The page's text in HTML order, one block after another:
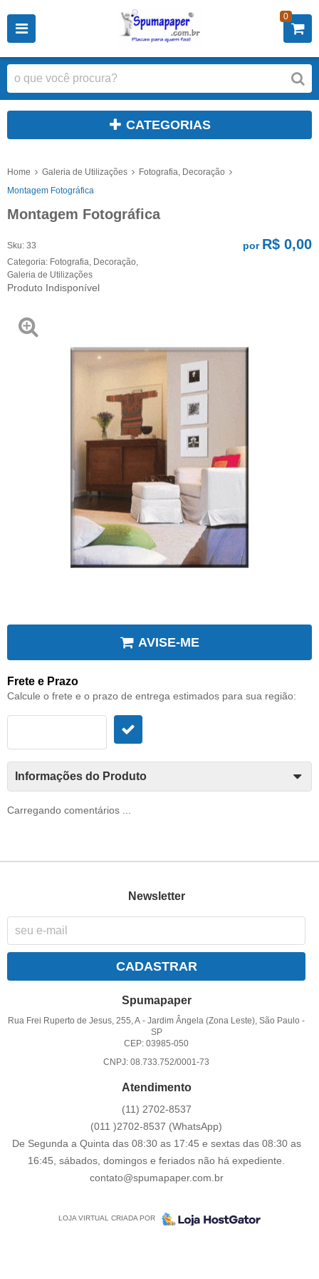
0
CATEGORIAS
Home Galeria de Utilizações
Fotografia, Decoração
Montagem Fotográfica
Montagem Fotográfica
Sku: 33
Categoria: Fotografia, Decoração
Galeria de Utilizações
Produto Indisponível
por R$ 0,00
AVISE-ME
Frete e Prazo
Calcule o frete e o prazo de entrega estimados para sua região:
Informações do Produto
Carregando comentários ...
Newsletter
CADASTRAR
Spumapaper
Rua Frei Ruperto de Jesus, 255, A -Jardim Ângela (Zona Leste), São Paulo -
SP
CEP: 03985-050
CNPJ: 08.733.752/0001-73
Atendimento
(11) 2702-8537
(011 )2702-8537 (WhatsApp)
De Segunda a Quinta das 08:30 as 17:45 e sextas das 08:30 as
16:45, sábados, domingos e feriados não há expediente.
contato@spumapaper.com.br
LOJA VIRTUAL CRIADA POR